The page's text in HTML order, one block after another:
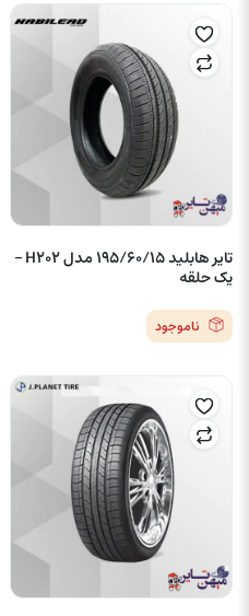
تایر هابلید 195/60/15 مدل H202 –
یک حلقه
ناموجود